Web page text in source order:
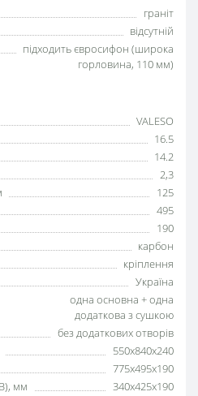
граніт
відсутній
підходить євросифон (широка
горловина, 110 мм)
VALESO
16.5
14.2
2,3
125
495
190
карбон
кріплення
Україна
oдна основна + одна
додаткова з сушкою
без додаткових отворів
550х840х240
775x495x190
мм
340x425x190